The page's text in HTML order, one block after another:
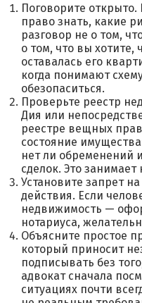
Поговорите
право знать, какие
разговор не о том,
о том, что вы хотите,
оставалась его
когда понимают
обезопаситься.
Проверьте реестр
Дия или
реестре вещных
состояние
нет ли обременений
сделок. Это занимает
Установите запрет
действия. Если
недвижимость —
нотариуса,
Объясните простое
который приносит
подписывать без
адвокат сначала
ситуациях почти